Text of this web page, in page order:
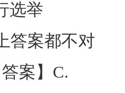
举
案都不对
案】C.